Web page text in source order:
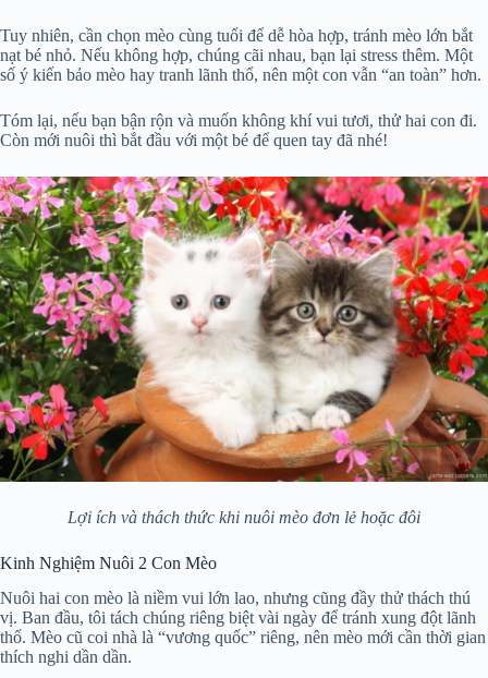
Tuy nhiên, cần chọn mèo cùng tuổi để dễ hòa hợp, tránh mèo lớn bắt
nạt bé nhỏ. Nếu không hợp, chúng cãi nhau, bạn lại stress thêm. Một
số ý kiến bảo mèo hay tranh lãnh thổ, nên một con vẫn “an toàn” hơn.
Tóm lại, nếu bạn bận rộn và muốn không khí vui tươi, thử hai con đi.
Còn mới nuôi thì bắt đầu với một bé để quen tay đã nhé!
Lợi ích và thách thức khi nuôi mèo đơn lẻ hoặc đôi
Kinh Nghiệm Nuôi 2 Con Mèo
Nuôi hai con mèo là niềm vui lớn lao, nhưng cũng đầy thử thách thú
vị. Ban đầu, tôi tách chúng riêng biệt vài ngày để tránh xung đột lãnh
thổ. Mèo cũ coi nhà là “vương quốc” riêng, nên mèo mới cần thời gian
thích nghi dần dần.